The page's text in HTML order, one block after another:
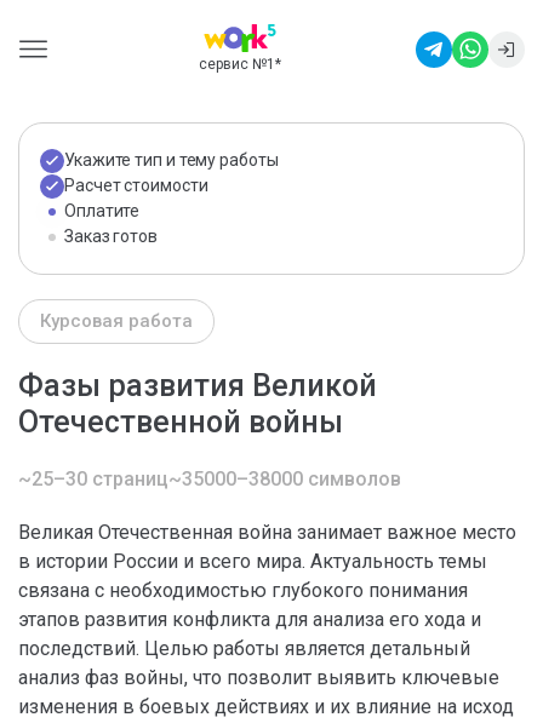
сервис №1 *
Укажите тип и тему работы
Расчет стоимости
Оплатите
Заказ готов
Курсовая работа
Фазы развития Великой
Отечественной войны
~25–30 страниц~35000–38000 символов
Великая Отечественная война занимает важное место
в истории России и всего мира. Актуальность темы
связана с необходимостью глубокого понимания
этапов развития конфликта для анализа его хода и
последствий. Целью работы является детальный
анализ фаз войны, что позволит выявить ключевые
изменения в боевых действиях и их влияние на исход